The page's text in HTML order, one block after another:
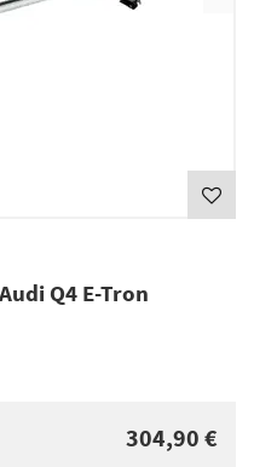
Q4 E-Tron
304,90 €